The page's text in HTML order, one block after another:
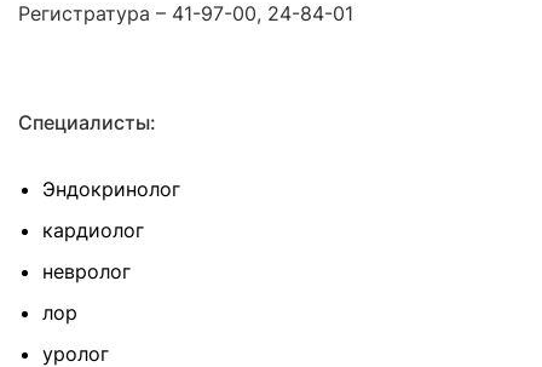
Регистратура – 41-97-00, 24-84-01
Специалисты:
Эндокринолог
кардиолог
невролог
лор
уролог